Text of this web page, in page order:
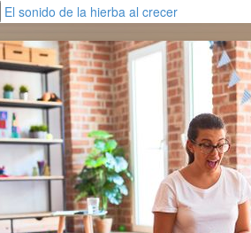
El sonido de la hierba al crecer